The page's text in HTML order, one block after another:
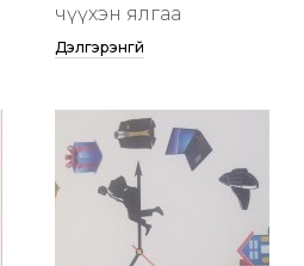
өчүүхэн ялгаа
Дэлгэрэнгүй